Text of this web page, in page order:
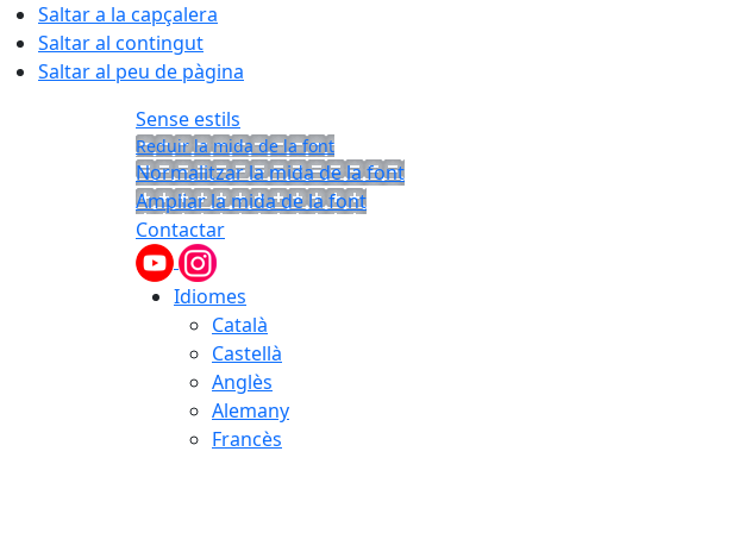
Saltar a la capçalera
Saltar al contingut
Saltar al peu de pàgina
Sense estils
Reduir la mida de la font
Normalitzar la mida de la font
Ampliar la mida de la font
Contactar
Idiomes
Català
Castellà
Anglès
Alemany
Francès